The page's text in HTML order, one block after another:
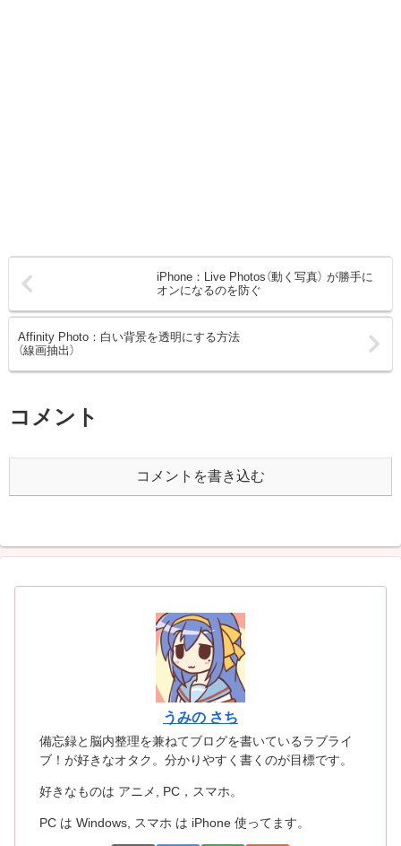
iPhone：Live Photos（動く写真） が勝手に
オンになるのを防ぐ
Affinity Photo：白い背景を透明にする方法
（線画抽出）
コメント
コメントを書き込む
うみの さち
備忘録と脳内整理を兼ねてブログを書いているラブライ
ブ！が好きなオタク。分かりやすく書くのが目標です。
好きなものは アニメ, PC，スマホ。
PC は Windows, スマホ は iPhone 使ってます。